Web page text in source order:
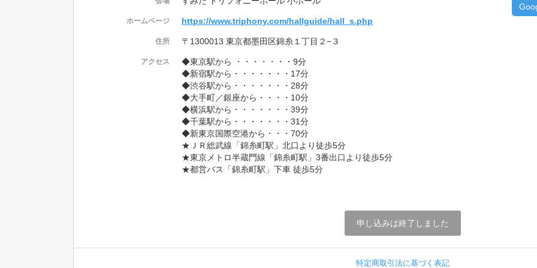
ホームページ https://www.triphony.com/hallguide/hall_s.php
住所 〒1300013 東京都墨田区錦糸１丁目２−３
アクセス
◆東京駅から ・・・・・・・9分
◆新宿駅から・・・・・・・17分
◆渋谷駅から・・・・・・・28分
◆大手町／銀座から・・・・10分
◆横浜駅から・・・・・・・39分
◆千葉駅から・・・・・・・31分
◆新東京国際空港から・・・70分
★ＪＲ総武線「錦糸町駅」北口より徒歩5分
★東京メトロ半蔵門線「錦糸町駅」3番出口より徒歩5分
★都営バス「錦糸町駅」下車 徒歩5分
申し込みは終了しました
特定商取引法に基づく表記